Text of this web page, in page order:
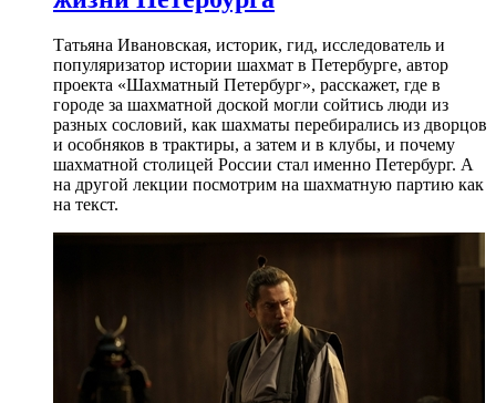
Татьяна Ивановская, историк, гид, исследователь и
популяризатор истории шахмат в Петербурге, автор
проекта «Шахматный Петербург», расскажет, где в
городе за шахматной доской могли сойтись люди из
разных сословий, как шахматы перебирались из дворцов
и особняков в трактиры, а затем и в клубы, и почему
шахматной столицей России стал именно Петербург. А
на другой лекции посмотрим на шахматную партию как
на текст.